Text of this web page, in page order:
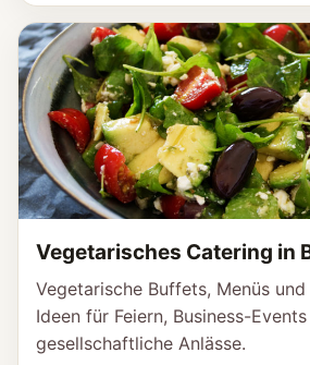
Vegetarisches Catering in
Vegetarische Buffets, Menüs
Ideen für Feiern, Business-
gesellschaftliche Anlässe.